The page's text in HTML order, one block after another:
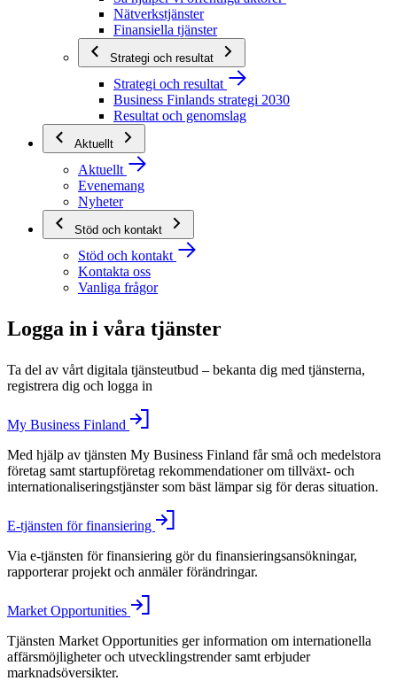
Nätverkstjänster
Finansiella tjänster
Strategi och resultat
Strategi och resultat
Business Finlands strategi 2030
Resultat och genomslag
Aktuellt
Aktuellt
Evenemang
Nyheter
Stöd och kontakt
Stöd och kontakt
Kontakta oss
Vanliga frågor
Logga in i våra tjänster
Ta del av vårt digitala tjänsteutbud – bekanta dig med tjänsterna,
registrera dig och logga in
My Business Finland
Med hjälp av tjänsten My Business Finland får små och medelstora
företag samt startupföretag rekommendationer om tillväxt- och
internationaliseringstjänster som bäst lämpar sig för deras situation.
E-tjänsten för finansiering
Via e-tjänsten för finansiering gör du finansieringsansökningar,
rapporterar projekt och anmäler förändringar.
Market Opportunities
Tjänsten Market Opportunities ger information om internationella
affärsmöjligheter och utvecklingstrender samt erbjuder
marknadsöversikter.